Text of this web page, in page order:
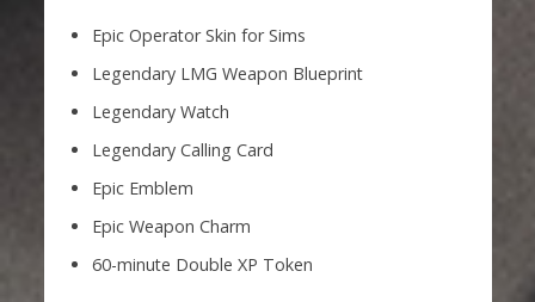
Epic Operator Skin for Sims
Legendary LMG Weapon Blueprint
Legendary Watch
Legendary Calling Card
Epic Emblem
Epic Weapon Charm
60-minute Double XP Token